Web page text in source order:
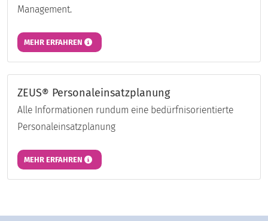
Management.
MEHR ERFAHREN
ZEUS® Personaleinsatzplanung
Alle Informationen rundum eine bedürfnisorientierte
Personaleinsatzplanung
MEHR ERFAHREN